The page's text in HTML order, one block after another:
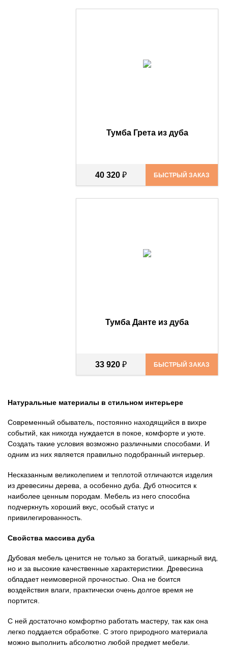
Тумба Грета из дуба
40 320₽ БЫСТРЫЙ ЗАКАЗ
Тумба Данте из дуба
33 920₽ БЫСТРЫЙ ЗАКАЗ
Натуральные материалы в стильном интерьере
Современный обыватель, постоянно находящийся в вихре
событий, как никогда нуждается в покое, комфорте и уюте.
Создать такие условия возможно различными способами. И
одним из них является правильно подобранный интерьер.
Несказанным великолепием и теплотой отличаются изделия
из древесины дерева, а особенно дуба. Дуб относится к
наиболее ценным породам. Мебель из него способна
подчеркнуть хороший вкус, особый статус и
привилегированность.
Свойства массива дуба
Дубовая мебель ценится не только за богатый, шикарный вид,
но и за высокие качественные характеристики. Древесина
обладает неимоверной прочностью. Она не боится
воздействия влаги, практически очень долгое время не
портится.
С ней достаточно комфортно работать мастеру, так как она
легко поддается обработке. С этого природного материала
можно выполнить абсолютно любой предмет мебели.